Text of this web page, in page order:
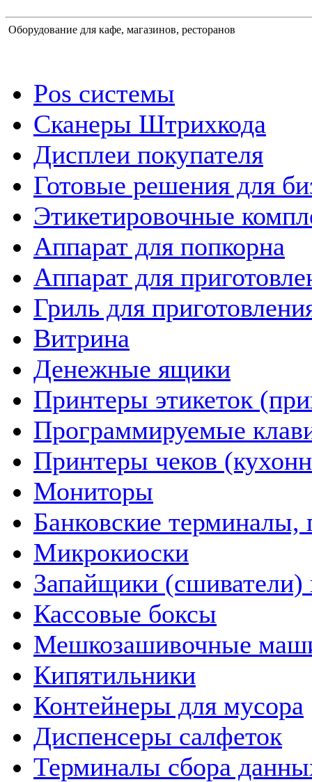
Оборудование для кафе, магазинов, ресторанов
Pos системы
Сканеры Штрихкода
Дисплеи покупателя
Готовые решения для
Этикетировочные
Аппарат для попкорна
Аппарат для
Гриль для
Витрина
Денежные ящики
Принтеры этикеток
Программируемые
Принтеры чеков
Мониторы
Банковские
Микрокиоски
Запайщики (сшиватели)
Кассовые боксы
Мешкозашивочные
Кипятильники
Контейнеры для мусора
Диспенсеры салфеток
Терминалы сбора